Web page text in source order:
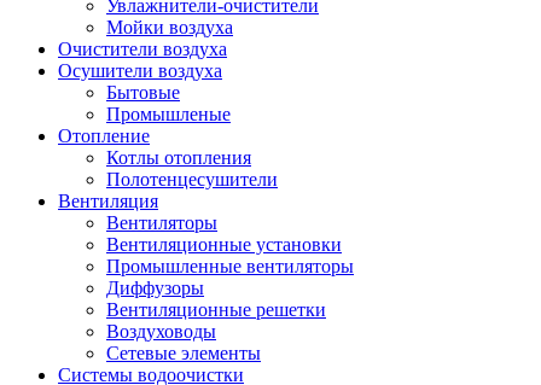
Увлажнители-очистители
Мойки воздуха
Очистители воздуха
Осушители воздуха
Бытовые
Промышленые
Отопление
Котлы отопления
Полотенцесушители
Вентиляция
Вентиляторы
Вентиляционные установки
Промышленные вентиляторы
Диффузоры
Вентиляционные решетки
Воздуховоды
Сетевые элементы
Системы водоочистки